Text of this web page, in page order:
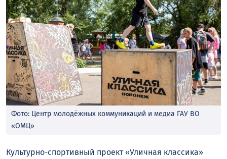
Фото: Центр молодёжных коммуникаций и медиа ГАУ ВО
«ОМЦ»
Культурно-спортивный проект «Уличная классика»